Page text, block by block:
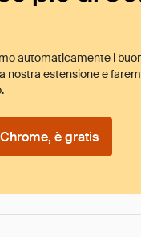
automaticamente i
nostra estensione e
è gratis